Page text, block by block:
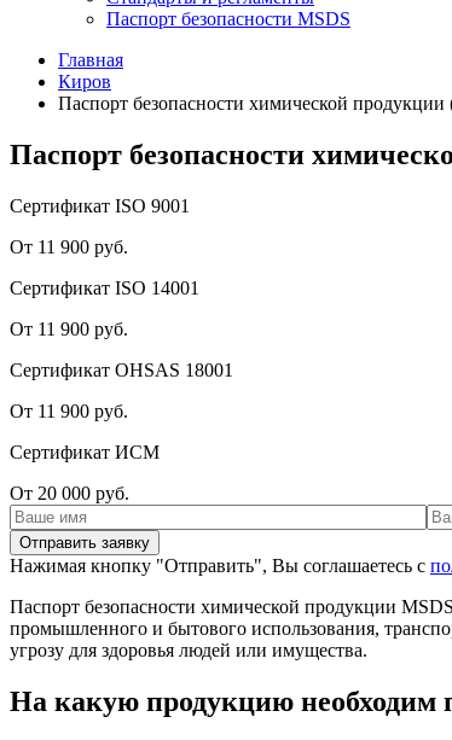
Паспорт безопасности MSDS
Главная
Киров
Паспорт безопасности химической продукции
Паспорт безопасности
Сертификат ISO 9001
От 11 900 руб.
Сертификат ISO 14001
От 11 900 руб.
Сертификат OHSAS 18001
От 11 900 руб.
Сертификат ИСМ
От 20 000 руб.
Нажимая кнопку "Отправить", Вы соглашаетесь с
Паспорт безопасности химической продукции
промышленного и бытового использования,
угрозу для здоровья людей или имущества.
На какую продукцию необходим